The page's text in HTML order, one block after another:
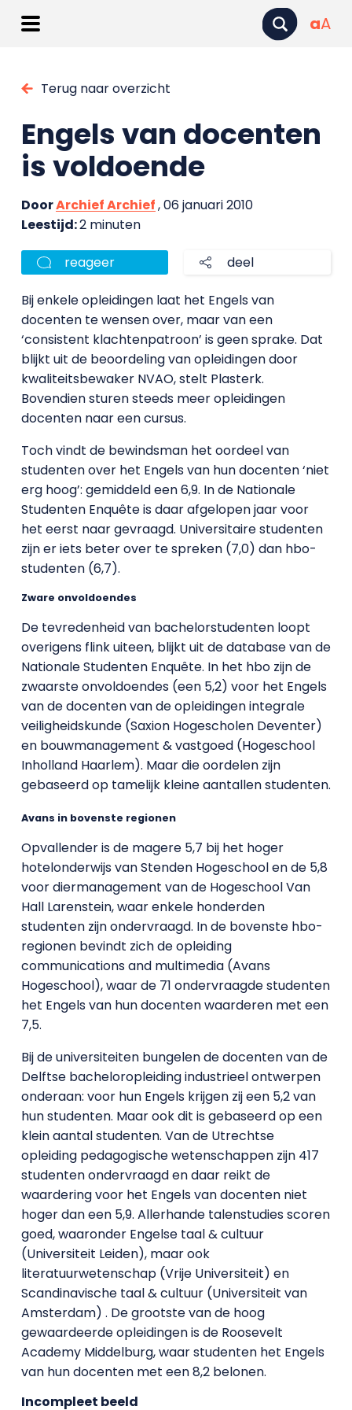
aA
Terug naar overzicht
Engels van docenten
is voldoende
DoorArchief Archief, 06 januari 2010
Leestijd:2 minuten
reageer deel
Bij enkele opleidingen laat het Engels van
docenten te wensen over, maar van een
‘consistent klachtenpatroon’ is geen sprake. Dat
blijkt uit de beoordeling van opleidingen door
kwaliteitsbewaker NVAO, stelt Plasterk.
Bovendien sturen steeds meer opleidingen
docenten naar een cursus.
Toch vindt de bewindsman het oordeel van
studenten over het Engels van hun docenten ‘niet
erg hoog’: gemiddeld een 6,9. In de Nationale
Studenten Enquête is daar afgelopen jaar voor
het eerst naar gevraagd. Universitaire studenten
zijn er iets beter over te spreken (7,0) dan hbo-
studenten (6,7).
Zware onvoldoendes
De tevredenheid van bachelorstudenten loopt
overigens flink uiteen, blijkt uit de database van de
Nationale Studenten Enquête. In het hbo zijn de
zwaarste onvoldoendes (een 5,2) voor het Engels
van de docenten van de opleidingen integrale
veiligheidskunde (Saxion Hogescholen Deventer)
en bouwmanagement & vastgoed (Hogeschool
Inholland Haarlem). Maar die oordelen zijn
gebaseerd op tamelijk kleine aantallen studenten.
Avans in bovenste regionen
Opvallender is de magere 5,7 bij het hoger
hotelonderwijs van Stenden Hogeschool en de 5,8
voor diermanagement van de Hogeschool Van
Hall Larenstein, waar enkele honderden
studenten zijn ondervraagd. In de bovenste hbo-
regionen bevindt zich de opleiding
communications and multimedia (Avans
Hogeschool), waar de 71 ondervraagde studenten
het Engels van hun docenten waarderen met een
7,5.
Bij de universiteiten bungelen de docenten van de
Delftse bacheloropleiding industrieel ontwerpen
onderaan: voor hun Engels krijgen zij een 5,2 van
hun studenten. Maar ook dit is gebaseerd op een
klein aantal studenten. Van de Utrechtse
opleiding pedagogische wetenschappen zijn 417
studenten ondervraagd en daar reikt de
waardering voor het Engels van docenten niet
hoger dan een 5,9. Allerhande talenstudies scoren
goed, waaronder Engelse taal & cultuur
(Universiteit Leiden), maar ook
literatuurwetenschap (Vrije Universiteit) en
Scandinavische taal & cultuur (Universiteit van
Amsterdam) . De grootste van de hoog
gewaardeerde opleidingen is de Roosevelt
Academy Middelburg, waar studenten het Engels
van hun docenten met een 8,2 belonen.
Incompleet beeld